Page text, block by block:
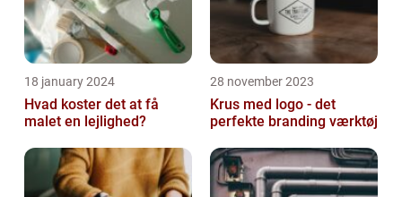
18 january 2024
Hvad koster det at få
malet en lejlighed?
28 november 2023
Krus med logo - det
perfekte branding værktøj